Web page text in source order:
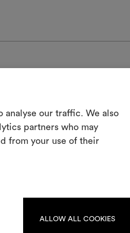
analyse our traffic. We also
partners who may
from your use of their
ALLOW ALL COOKIES
1/2
per dare vita e condividere